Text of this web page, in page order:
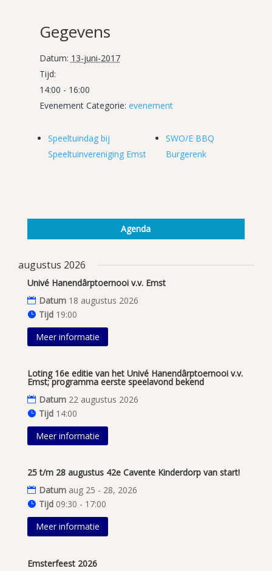
Gegevens
Datum: 13-juni-2017
Tijd:
14:00 - 16:00
Evenement Categorie: evenement
Speeltuindag bij
Speeltuinvereniging Emst
SWO/E BBQ
Burgerenk
Agenda
augustus 2026
Univé Hanendârptoernooi v.v. Emst
Datum 18 augustus 2026
Tijd 19:00
Meer informatie
Loting 16e editie van het Univé Hanendârptoernooi v.v.
Emst; programma eerste speelavond bekend
Datum 22 augustus 2026
Tijd 14:00
Meer informatie
25 t/m 28 augustus 42e Cavente Kinderdorp van start!
Datum aug 25 - 28, 2026
Tijd 09:30 - 17:00
Meer informatie
Emsterfeest 2026